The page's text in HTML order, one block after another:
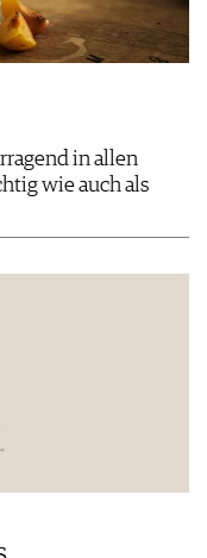
in allen
wie auch als